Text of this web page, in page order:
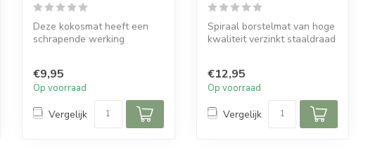
Deze kokosmat heeft een
schrapende werking
€9,95
Op voorraad
Vergelijk
Spiraal borstelmat van hoge
kwaliteit verzinkt staaldraad
€12,95
Op voorraad
Vergelijk